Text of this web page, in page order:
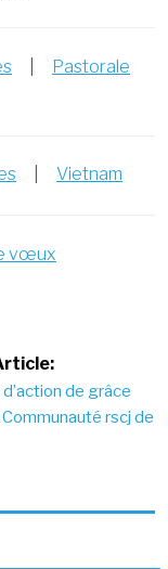
Pastorale
Vietnam
vœux
de grâce
rscj de